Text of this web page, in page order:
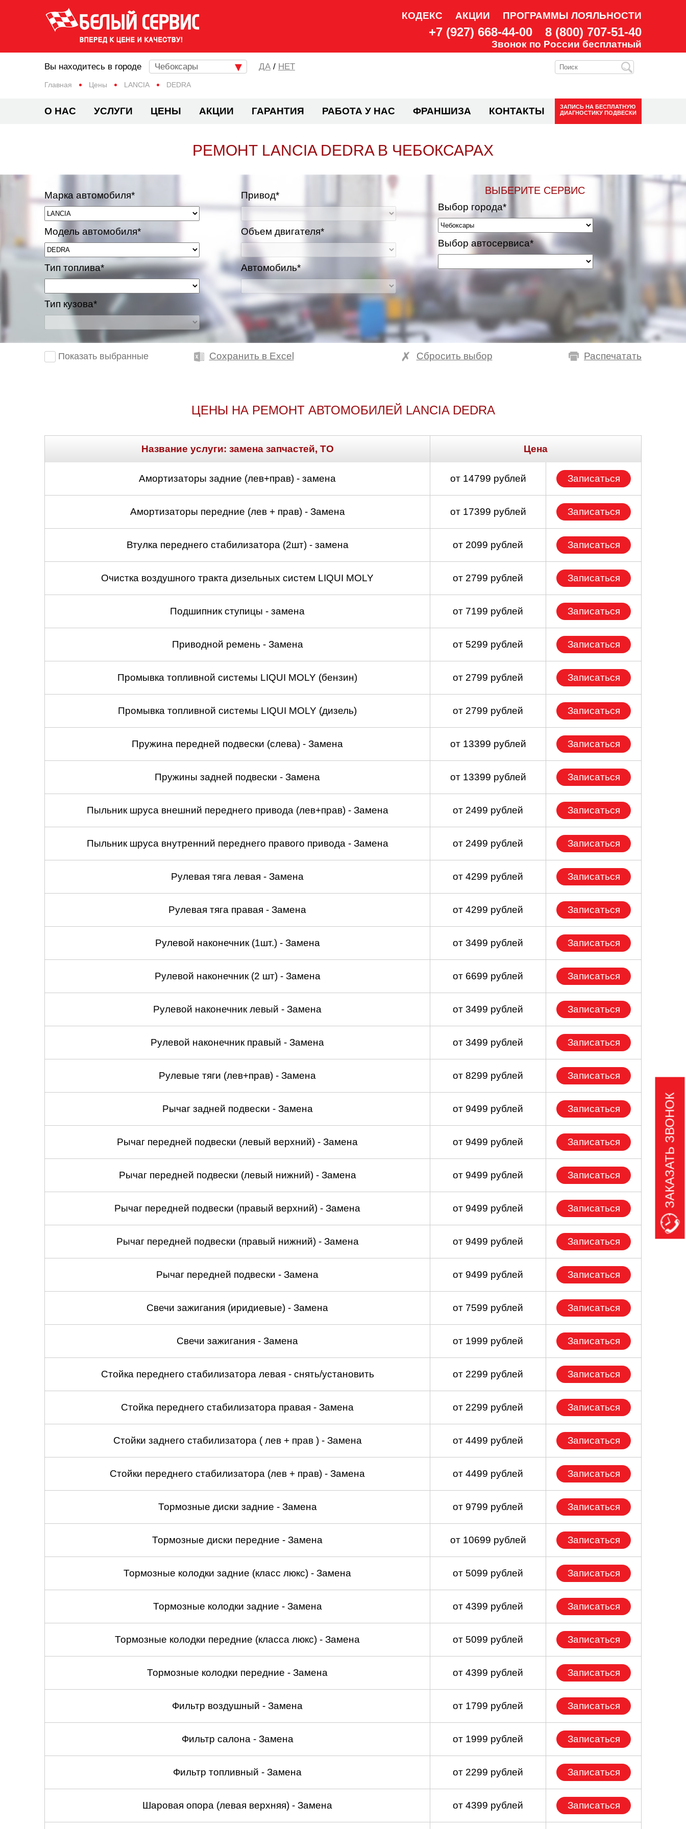
КОДЕКС АКЦИИ ПРОГРАММЫ ЛОЯЛЬНОСТИ
+7 (927) 668-44-00 8 (800) 707-51-40
Звонок по России бесплатный
Главная Цены LANCIA DEDRA
Вы находитесь в городе Чебоксары / НЕТ
О НАС УСЛУГИ ЦЕНЫ АКЦИИ ГАРАНТИЯ РАБОТА У НАС ФРАНШИЗА КОНТАКТЫ ЗАПИСЬ НА БЕСПЛАТНУЮ
ДИАГНОСТИКУ ПОДВЕСКИ
РЕМОНТ LANCIA DEDRA В ЧЕБОКСАРАХ
Марка автомобиля*
Модель автомобиля*
Тип топлива*
Тип кузова*
Привод*
Объем двигателя*
Автомобиль*
ВЫБЕРИТЕ СЕРВИС
Выбор города*
Выбор автосервиса*
Показать выбранные Сохранить в Excel Распечатать
Сбросить выбор
ЦЕНЫ НА РЕМОНТ АВТОМОБИЛЕЙ LANCIA DEDRA
Название услуги: замена запчастей, ТО Цена
Амортизаторы задние (лев+прав) - замена от 14799 рублей Записаться
Амортизаторы передние (лев + прав) - Замена от 17399 рублей Записаться
Втулка переднего стабилизатора (2шт) - замена от 2099 рублей Записаться
Очистка воздушного тракта дизельных систем LIQUI MOLY от 2799 рублей Записаться
Подшипник ступицы - замена от 7199 рублей Записаться
Приводной ремень - Замена от 5299 рублей Записаться
Промывка топливной системы LIQUI MOLY (бензин) от 2799 рублей Записаться
Промывка топливной системы LIQUI MOLY (дизель) от 2799 рублей Записаться
Пружина передней подвески (слева) - Замена от 13399 рублей Записаться
Пружины задней подвески - Замена от 13399 рублей Записаться
Пыльник шруса внешний переднего привода (лев+прав) - Замена от 2499 рублей Записаться
Пыльник шруса внутренний переднего правого привода - Замена от 2499 рублей Записаться
Рулевая тяга левая - Замена от 4299 рублей Записаться
Рулевая тяга правая - Замена от 4299 рублей Записаться
Рулевой наконечник (1шт.) - Замена от 3499 рублей Записаться
Рулевой наконечник (2 шт) - Замена от 6699 рублей Записаться
Рулевой наконечник левый - Замена от 3499 рублей Записаться
Рулевой наконечник правый - Замена от 3499 рублей Записаться
Рулевые тяги (лев+прав) - Замена от 8299 рублей Записаться
Рычаг задней подвески - Замена от 9499 рублей Записаться
Рычаг передней подвески (левый верхний) - Замена от 9499 рублей Записаться
Рычаг передней подвески (левый нижний) - Замена от 9499 рублей Записаться
Рычаг передней подвески (правый верхний) - Замена от 9499 рублей Записаться
Рычаг передней подвески (правый нижний) - Замена от 9499 рублей Записаться
Рычаг передней подвески - Замена от 9499 рублей Записаться
Свечи зажигания (иридиевые) - Замена от 7599 рублей Записаться
Свечи зажигания - Замена от 1999 рублей Записаться
Стойка переднего стабилизатора левая - снять/установить от 2299 рублей Записаться
Стойка переднего стабилизатора правая - Замена от 2299 рублей Записаться
Стойки заднего стабилизатора ( лев + прав ) - Замена от 4499 рублей Записаться
Стойки переднего стабилизатора (лев + прав) - Замена от 4499 рублей Записаться
Тормозные диски задние - Замена от 9799 рублей Записаться
Тормозные диски передние - Замена от 10699 рублей Записаться
Тормозные колодки задние (класс люкс) - Замена от 5099 рублей Записаться
Тормозные колодки задние - Замена от 4399 рублей Записаться
Тормозные колодки передние (класса люкс) - Замена от 5099 рублей Записаться
Тормозные колодки передние - Замена от 4399 рублей Записаться
Фильтр воздушный - Замена от 1799 рублей Записаться
Фильтр салона - Замена от 1999 рублей Записаться
Фильтр топливный - Замена от 2299 рублей Записаться
Шаровая опора (левая верхняя) - Замена от 4399 рублей Записаться
ЗАКАЗАТЬ ЗВОНОК